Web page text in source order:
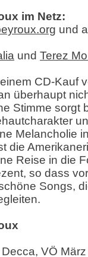
im Netz:
und
und Terez
CD-Kauf
überhaupt
Stimme sorgt
Melancholie
die
Reise in die
so dass
Songs,
VÖ